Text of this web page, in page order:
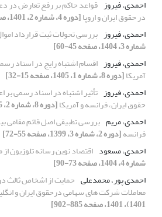
احمدی، فیروز قواعد حاکم بر رفع تعارض در
در حقوق ایران و اروپا[دوره 4، شماره 2، 1401، صفحه 745-761]
احمدی، فیروز بررسی تحولات ثبت قرارداد
شماره 3، 1404، صفحه 45-60]
احمدی، فیروز اقسام اشتباه رایج در اسناد
آمریکا[دوره 8، شماره 1، 1405، صفحه 15-32]
احمدی، فیروز تأثیر اشتباه در اسناد رسمی بر
حقوق ایران، فرانسه و آمریکا[دوره 8، شماره 2، 1405، صفحه 229-246]
احمدی، مریم بررسی تطبیقی اصل قائم مقامی
فرانسه[دوره 2، شماره 3، 1399، صفحه 55-72]
احمدی، مسعود اقتصاد نوین رسانه تلوزیون
شماره 4، 1404، صفحه 73-90]
احمدی ‏پور، محمد‏علی حمایت از اشخاص ثالث
معاملات شرکت های سهامی درحقوق ایران و
1401)، 1401، صفحه 885-902]